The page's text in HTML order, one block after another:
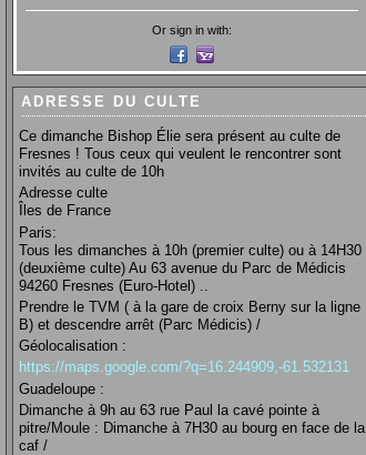
Or sign in with:
ADRESSE DU CULTE
Ce dimanche Bishop Élie sera présent au culte de
Fresnes ! Tous ceux qui veulent le rencontrer sont
invités au culte de 10h
Adresse culte
Îles de France
Paris:
Tous les dimanches à 10h (premier culte) ou à 14H30
(deuxième culte) Au 63 avenue du Parc de Médicis
94260 Fresnes (Euro-Hotel) ..
Prendre le TVM ( à la gare de croix Berny sur la ligne
B) et descendre arrêt (Parc Médicis) /
Géolocalisation :
https://maps.google.com/?q=16.244909,-61.532131
Guadeloupe :
Dimanche à 9h au 63 rue Paul la cavé pointe à
pitre/Moule : Dimanche à 7H30 au bourg en face de la
caf /